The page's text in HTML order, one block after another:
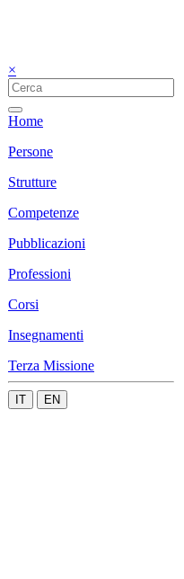
×
Home
Persone
Strutture
Competenze
Pubblicazioni
Professioni
Corsi
Insegnamenti
Terza Missione
IT EN